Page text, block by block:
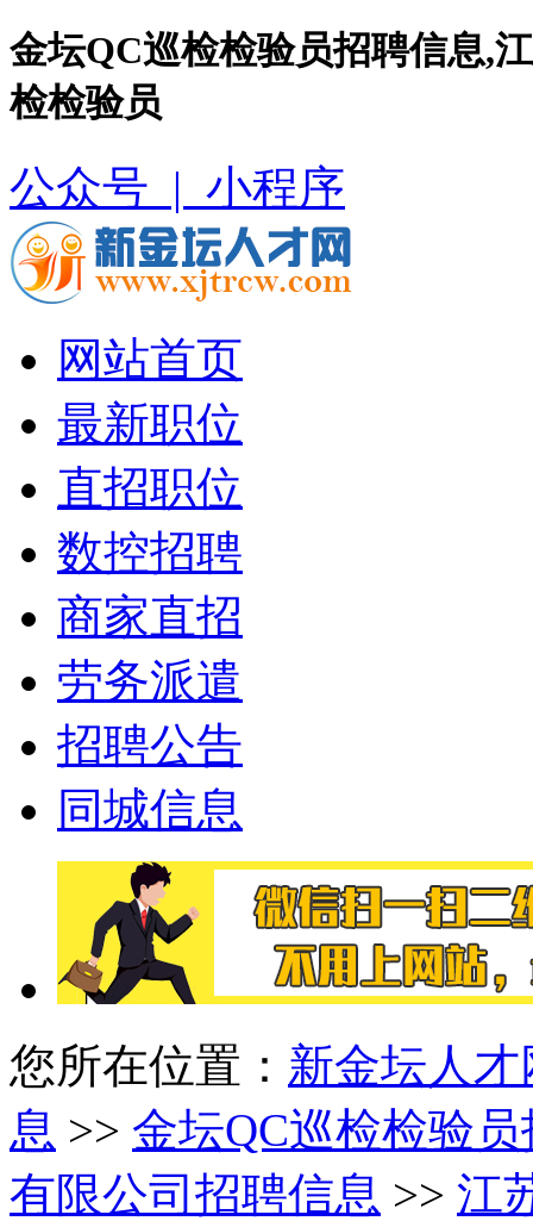
金坛QC巡检检验员招聘信息,
检检验员
公众号 | 小程序
网站首页
最新职位
直招职位
数控招聘
商家直招
劳务派遣
招聘公告
同城信息
您所在位置： 新金坛人才
息 >> 金坛QC巡检检验
有限公司招聘信息 >> 江